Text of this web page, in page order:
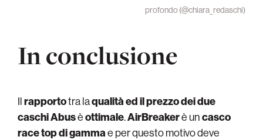
profondo (@chiara_redaschi)
In conclusione
Ilrapportotra laqualità ed il prezzo dei due
caschi Abusèottimale.AirBreakerè uncasco
race top di gammae per questo motivo deve